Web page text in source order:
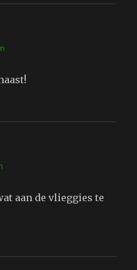
aan de vlieggies te